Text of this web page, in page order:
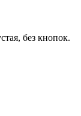
без кнопок.